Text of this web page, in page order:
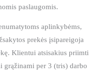
paslaugomis.
aplinkybėms,
prekės įsipareigoja
Klientui atsisakius priimti
grąžinami per 3 (tris) darbo